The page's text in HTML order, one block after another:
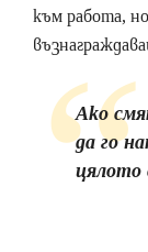
към работа,
Ако
да го
цялото